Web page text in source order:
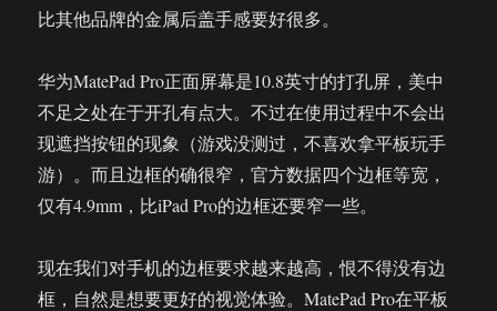
比其他品牌的金属后盖手感要好很多。
华为MatePad Pro正面屏幕是10.8英寸的打孔屏，美中
不足之处在于开孔有点大。不过在使用过程中不会出
现遮挡按钮的现象（游戏没测过，不喜欢拿平板玩手
游）。而且边框的确很窄，官方数据四个边框等宽，
仅有4.9mm，比iPad Pro的边框还要窄一些。
现在我们对手机的边框要求越来越高，恨不得没有边
框，自然是想要更好的视觉体验。MatePad Pro在平板